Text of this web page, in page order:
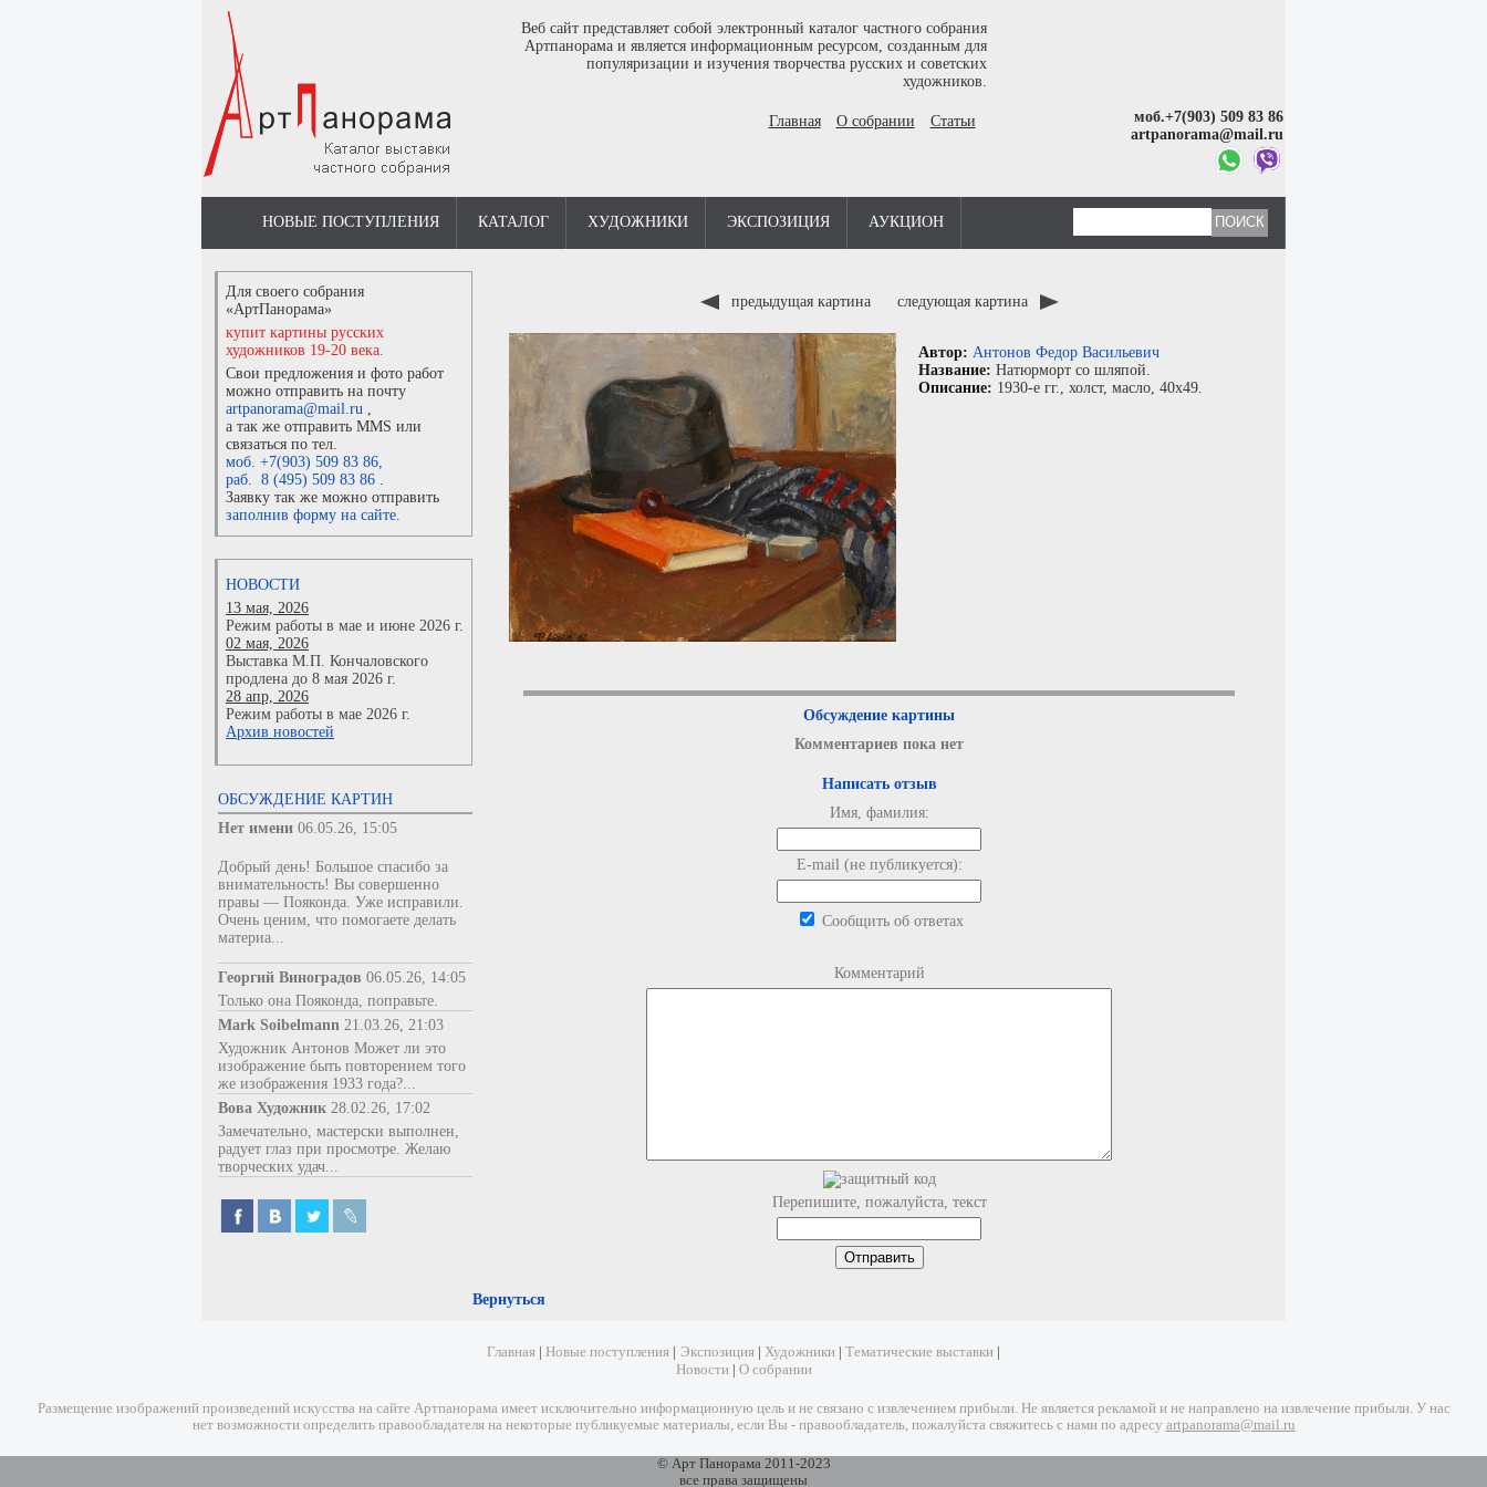
Веб сайт представляет собой электронный каталог частного собрания
Артпанорама и является информационным ресурсом, созданным для
популяризации и изучения творчества русских и советских
художников.
Главная О собрании Статьи
моб.+7(903) 509 83 86
artpanorama@mail.ru
НОВЫЕ ПОСТУПЛЕНИЯ КАТАЛОГ ХУДОЖНИКИ ЭКСПОЗИЦИЯ АУКЦИОН
Для своего собрания
«АртПанорама»
купит картины русских
художников 19-20 века.
Свои предложения и фото работ
можно отправить на почту
artpanorama@mail.ru ,
а так же отправить MMS или
связаться по тел.
моб. +7(903) 509 83 86,
раб. 8 (495) 509 83 86 .
Заявку так же можно отправить
заполнив форму на сайте.
НОВОСТИ
13 мая, 2026
Режим работы в мае и июне 2026 г.
02 мая, 2026
Выставка М.П. Кончаловского
продлена до 8 мая 2026 г.
28 апр, 2026
Режим работы в мае 2026 г.
Архив новостей
ОБСУЖДЕНИЕ КАРТИН
Нет имени 06.05.26, 15:05
Добрый день! Большое спасибо за
внимательность! Вы совершенно
правы — Пояконда. Уже исправили.
Очень ценим, что помогаете делать
материа...
Георгий Виноградов 06.05.26, 14:05
Только она Пояконда, поправьте.
Mark Soibelmann 21.03.26, 21:03
Художник Антонов Может ли это
изображение быть повторением того
же изображения 1933 года?...
Вова Художник 28.02.26, 17:02
Замечательно, мастерски выполнен,
радует глаз при просмотре. Желаю
творческих удач...
предыдущая картина следующая картина
Автор: Антонов Федор Васильевич
Название: Натюрморт со шляпой.
Описание: 1930-е гг., холст, масло, 40x49.
Обсуждение картины
Комментариев пока нет
Написать отзыв
Имя, фамилия:
E-mail (не публикуется):
Сообщить об ответах
Комментарий
Перепишите, пожалуйста, текст
Вернуться
Главная Новые поступления Экспозиция Художники Тематические выставки
Новости| О собрании
Размещение изображений произведений искусства на сайте Артпанорама имеет исключительно информационную цель и не связано с извлечением прибыли. Не является рекламой и не направлено на извлечение прибыли. У нас
нет возможности определить правообладателя на некоторые публикуемые материалы, если Вы - правообладатель, пожалуйста свяжитесь с нами по адресу artpanorama@mail.ru
© Арт Панорама 2011-2023
все права защищены